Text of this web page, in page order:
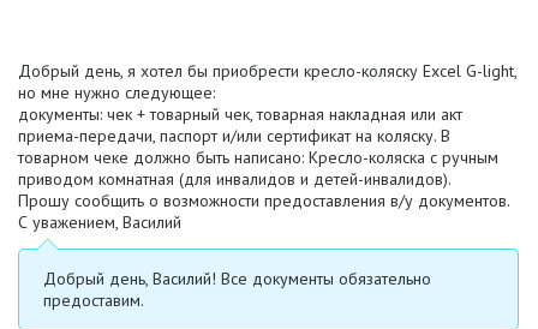
Добрый день, я хотел бы приобрести кресло-коляску Excel G-light,
но мне нужно следующее:
документы: чек + товарный чек, товарная накладная или акт
приема-передачи, паспорт и/или сертификат на коляску. В
товарном чеке должно быть написано: Кресло-коляска с ручным
приводом комнатная (для инвалидов и детей-инвалидов).
Прошу сообщить о возможности предоставления в/у документов.
С уважением, Василий
Добрый день, Василий! Все документы обязательно
предоставим.